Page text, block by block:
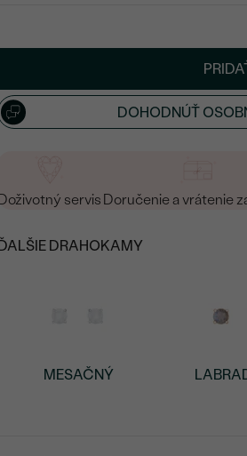
DOHODNÚŤ
Doživotný servis Doručenie a vrátenie
ĎALŠIE DRAHOKAMY
MESAČNÝ